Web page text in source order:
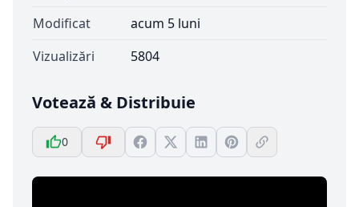
Modificat
acum 5 luni
Vizualizări
5804
Votează & Distribuie
0